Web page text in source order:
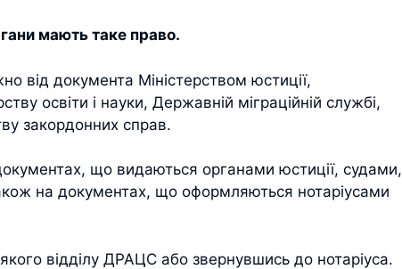
мають таке право.
від документа Міністерством юстиції,
освіти і науки, Державній міграційній службі,
закордонних справ.
що видаються органами юстиції, судами,
на документах, що оформляються нотаріусами
відділу ДРАЦС або звернувшись до нотаріуса.